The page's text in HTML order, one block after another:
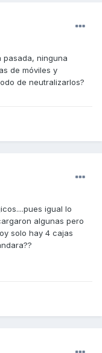
pasada, ninguna
de móviles y
de neutralizarlos?
igual lo
algunas pero
solo hay 4 cajas